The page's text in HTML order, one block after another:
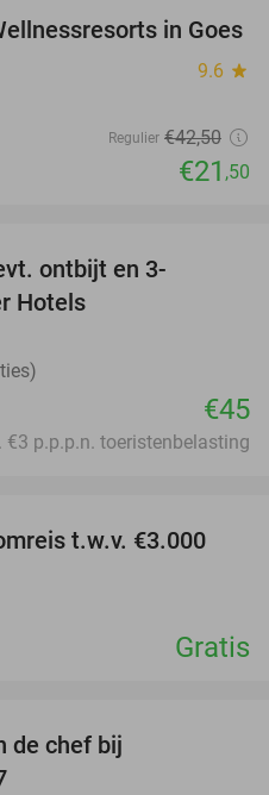
49%
in Goes
9.6 star
Regulier €42,50
€21 ,50
ontbijt en 3-
Hotels
€45
€3 p.p.p.n. toeristenbelasting
t.w.v. €3.000
Gratis
de chef bij